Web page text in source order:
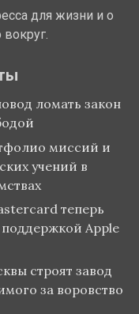
для жизни и о
ломать закон
миссий и
учений в
теперь
Apple
строят завод
за воровство